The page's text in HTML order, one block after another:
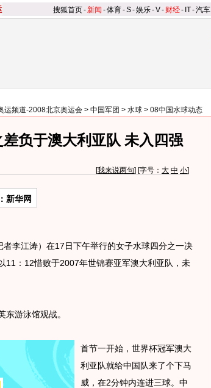
搜狐首页-新闻 -体育-S-娱乐-V- 财经- IT-汽车
运频道-2008北京奥运会 > 中国军团 > 水球 > 08中国水球动态
负于澳大利亚队 未入四强
[我来说两句] [字号： 大 中 小]
新华网
江涛）在17日下午举行的女子水球四分之一决
11：12惜败于2007年世锦赛亚军澳大利亚队，未
游泳馆观战。
首节一开始，世界杯冠军澳大
利亚队就给中国队来了个下马
威，在2分钟内连进三球。中